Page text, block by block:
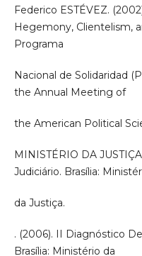
Federico ESTÉVEZ.
Hegemony, Clientelism,
Programa
Nacional de Solidaridad
the Annual Meeting of
the American Political
MINISTÉRIO DA
Judiciário. Brasília:
da Justiça.
. (2006). II Diagnóstico
Brasília: Ministério da